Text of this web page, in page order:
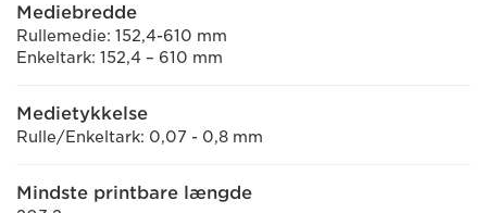
Mediebredde
Rullemedie: 152,4-610 mm
Enkeltark: 152,4 – 610 mm
Medietykkelse
Rulle/Enkeltark: 0,07 - 0,8 mm
Mindste printbare længde